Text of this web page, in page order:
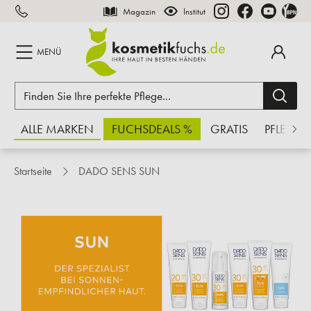
springen Magazin Institut
MENÜ
ALLE MARKEN FUCHSDEALS % GRATIS PFLEGE
Startseite DADO SENS SUN